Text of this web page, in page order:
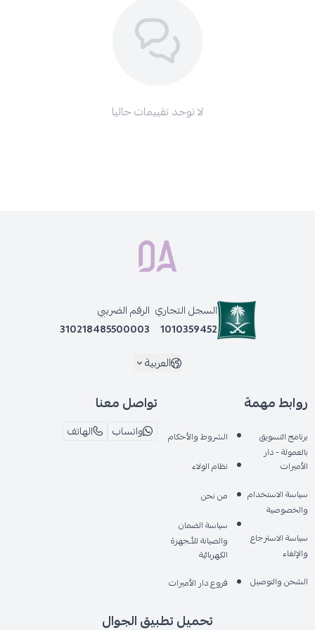
لا توجد تقييمات حاليا
السجل التجاري
1010359452
الرقم الضريبي
310218485500003
العربية
روابط مهمة
برنامج التسويق
بالعمولة - دار
الأميرات
سياسة الاستخدام
والخصوصية
سياسة الاسترجاع
والإلغاء
الشحن والتوصيل
الشروط والأحكام
نظام الولاء
من نحن
سياسة الضمان
والصيانة للأـجهزة
الكهربائية
فروع دار الأميرات
تواصل معنا
واتساب الهاتف
تحميل تطبيق الجوال